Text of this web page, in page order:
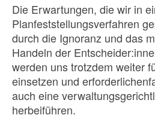
Die Erwartungen, die wir in
Planfeststellungsverfahren
durch die Ignoranz und das
Handeln der
werden uns trotzdem weiter
einsetzen und
auch eine
herbeiführen.